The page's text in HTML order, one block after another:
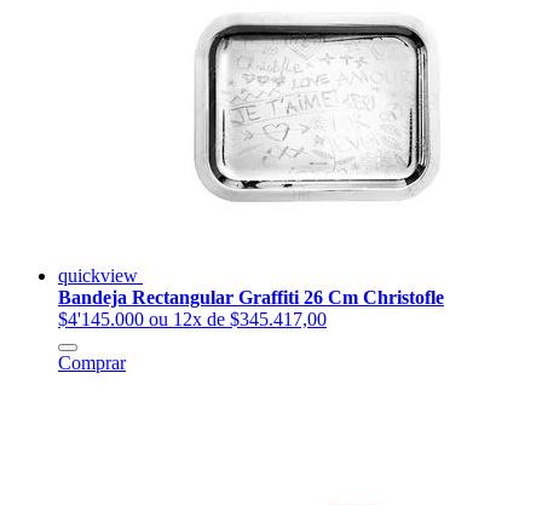
quickview
Bandeja Rectangular Graffiti 26 Cm Christofle
$4'145.000 ou 12x de $345.417,00
Comprar